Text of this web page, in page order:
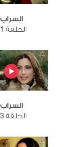
السراب
الحلقة 11
السراب
الحلقة 13